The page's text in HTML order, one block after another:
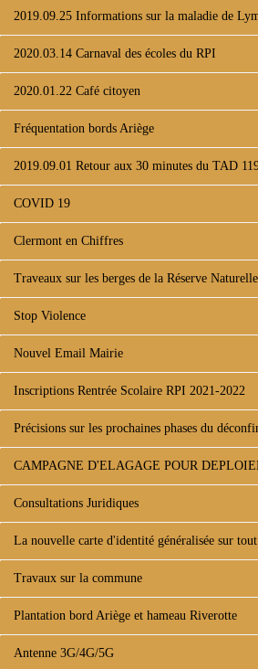
2019.09.25 Informations sur la maladie de
2020.03.14 Carnaval des écoles du RPI
2020.01.22 Café citoyen
Fréquentation bords Ariège
2019.09.01 Retour aux 30 minutes du TAD
COVID 19
Clermont en Chiffres
Traveaux sur les berges de la Réserve
Stop Violence
Nouvel Email Mairie
Inscriptions Rentrée Scolaire RPI 2021-2022
Précisions sur les prochaines phases du
CAMPAGNE D'ELAGAGE POUR
Consultations Juridiques
La nouvelle carte d'identité généralisée sur
Travaux sur la commune
Plantation bord Ariège et hameau Riverotte
Antenne 3G/4G/5G